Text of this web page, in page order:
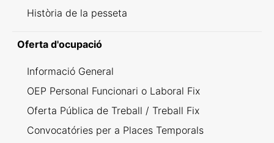
Història de la pesseta
Oferta d'ocupació
Informació General
OEP Personal Funcionari o Laboral Fix
Oferta Pública de Treball / Treball Fix
Convocatóries per a Places Temporals